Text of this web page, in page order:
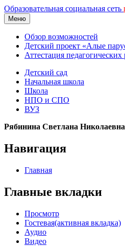
Образовательная социальная сеть
Меню
Обзор возможностей
Детский проект «Алые
Аттестация педагогических
Детский сад
Начальная школа
Школа
НПО и СПО
ВУЗ
Рябинина Светлана
Навигация
Главная
Главные вкладки
Просмотр
Гостевая(активная вкладка)
Аудио
Видео